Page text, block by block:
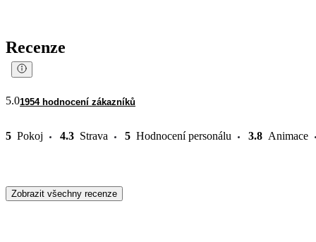
Recenze
5.01954 hodnocení zákazníků
5 Pokoj 4.3 Strava 5 Hodnocení personálu 3.8 Animace
Zobrazit všechny recenze